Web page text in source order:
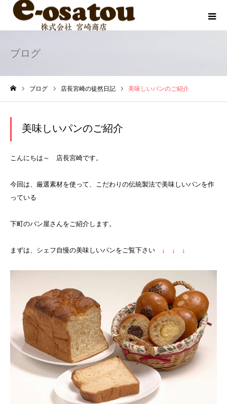
ブログ
ブログ 店長宮崎の徒然日記 美味しいパンのご紹介
美味しいパンのご紹介
こんにちは～ 店長宮崎です。
今回は、厳選素材を使って、こだわりの伝統製法で美味しいパンを作
っている
下町のパン屋さんをご紹介します。
まずは、シェフ自慢の美味しいパンをご覧下さい ↓ ↓ ↓